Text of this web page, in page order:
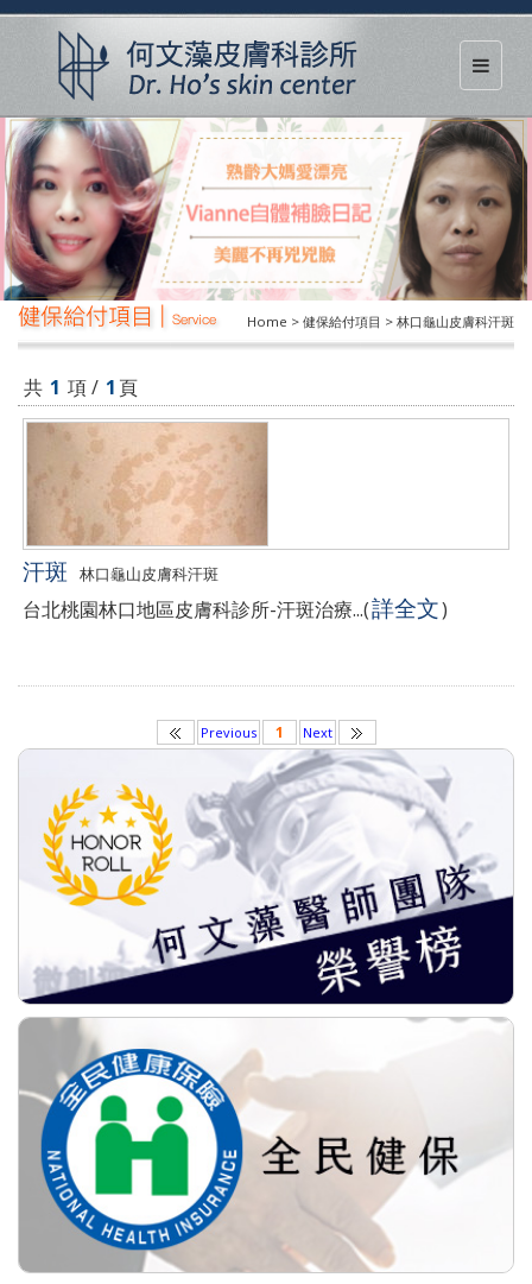
健保給付項目 | Service Home > 健保給付項目 > 林口龜山皮膚科汗斑
共 1 項 / 1 頁
汗斑 林口龜山皮膚科汗斑
台北桃園林口地區皮膚科診所-汗斑治療...(詳全文)
Previous 1 Next